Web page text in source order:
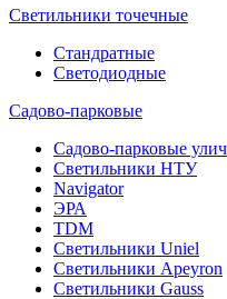
Светильники точечные
Стандратные
Светодиодные
Садово-парковые
Садово-парковые
Светильники НТУ
Navigator
ЭРА
TDM
Светильники Uniel
Светильники Apeyron
Светильники Gauss